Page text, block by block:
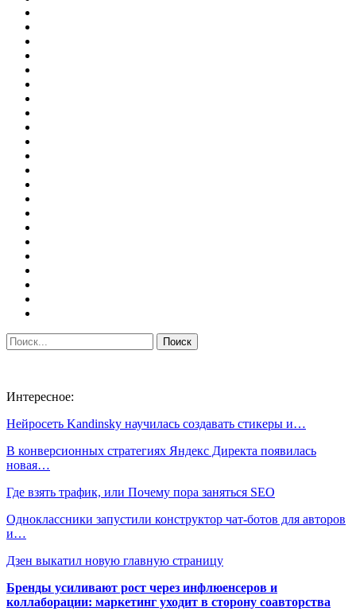
Интересное:
Нейросеть Kandinsky научилась создавать стикеры и…
В конверсионных стратегиях Яндекс Директа появилась
новая…
Где взять трафик, или Почему пора заняться SEO
Одноклассники запустили конструктор чат-ботов для авторов
и…
Дзен выкатил новую главную страницу
Бренды усиливают рост через инфлюенсеров и
коллаборации: маркетинг уходит в сторону соавторства